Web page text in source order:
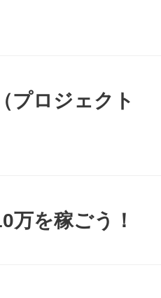
プロジェクト
万を稼ごう！